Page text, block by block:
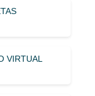
VIRTUAL